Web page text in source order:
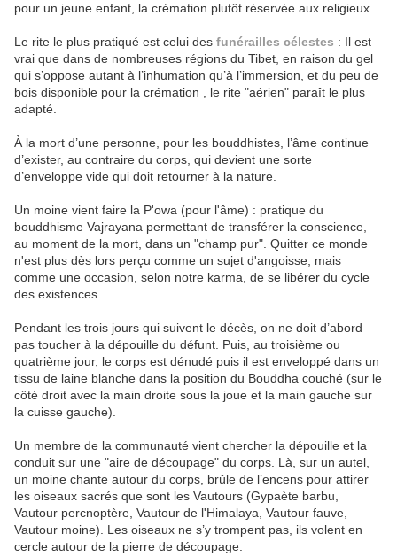
pour un jeune enfant, la crémation plutôt réservée aux religieux.
Le rite le plus pratiqué est celui des funérailles célestes : Il est
vrai que dans de nombreuses régions du Tibet, en raison du gel
qui s’oppose autant à l’inhumation qu’à l’immersion, et du peu de
bois disponible pour la crémation , le rite "aérien" paraît le plus
adapté.
À la mort d’une personne, pour les bouddhistes, l’âme continue
d’exister, au contraire du corps, qui devient une sorte
d’enveloppe vide qui doit retourner à la nature.
Un moine vient faire la P'owa (pour l'âme) : pratique du
bouddhisme Vajrayana permettant de transférer la conscience,
au moment de la mort, dans un "champ pur". Quitter ce monde
n'est plus dès lors perçu comme un sujet d'angoisse, mais
comme une occasion, selon notre karma, de se libérer du cycle
des existences.
Pendant les trois jours qui suivent le décès, on ne doit d’abord
pas toucher à la dépouille du défunt. Puis, au troisième ou
quatrième jour, le corps est dénudé puis il est enveloppé dans un
tissu de laine blanche dans la position du Bouddha couché (sur le
côté droit avec la main droite sous la joue et la main gauche sur
la cuisse gauche).
Un membre de la communauté vient chercher la dépouille et la
conduit sur une "aire de découpage" du corps. Là, sur un autel,
un moine chante autour du corps, brûle de l’encens pour attirer
les oiseaux sacrés que sont les Vautours (Gypaète barbu,
Vautour percnoptère, Vautour de l'Himalaya, Vautour fauve,
Vautour moine). Les oiseaux ne s’y trompent pas, ils volent en
cercle autour de la pierre de découpage.